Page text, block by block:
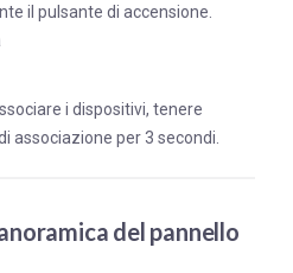
il pulsante di accensione.
i dispositivi, tenere
associazione per 3 secondi.
del pannello